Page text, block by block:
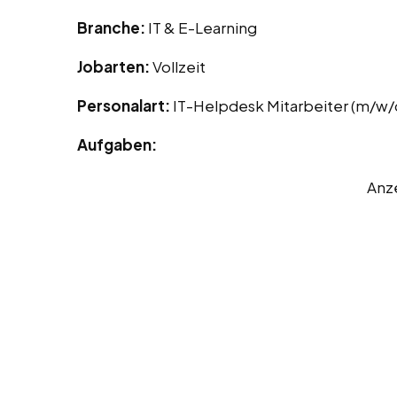
Branche: IT & E-Learning
Jobarten:Vollzeit
Personalart: IT-Helpdesk Mitarbeiter (m/w/
Aufgaben: